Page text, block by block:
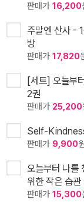
판매가 16,200
주말엔 산사 -
방
판매가 17,820
[세트] 오늘부
2권
판매가 25,200
Self-
판매가 9,900
오늘부터 나를
위한 작은 습관
판매가 15,300